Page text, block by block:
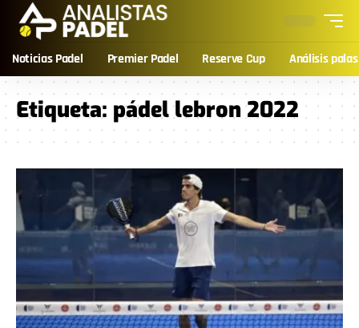
Noticias Padel Premier Padel Reserve Cup Análisis palas
Etiqueta: pádel lebron 2022